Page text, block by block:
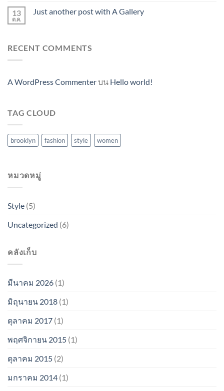
13
ต.ค.
Just another post with A Gallery
RECENT COMMENTS
A WordPress Commenterบน Hello world!
TAG CLOUD
brooklyn fashion style women
หมวดหมู่
Style (5)
Uncategorized (6)
คลังเก็บ
มีนาคม 2026 (1)
มิถุนายน 2018 (1)
ตุลาคม 2017 (1)
พฤศจิกายน 2015 (1)
ตุลาคม 2015 (2)
มกราคม 2014 (1)